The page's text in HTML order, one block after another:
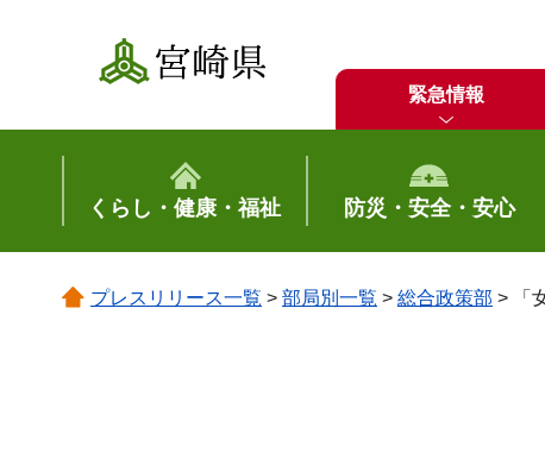
宮崎県
緊急情報
くらし・健康・福祉 防災・安全・安心
プレスリリース一覧 > 部局別一覧 > 総合政策部 > 「